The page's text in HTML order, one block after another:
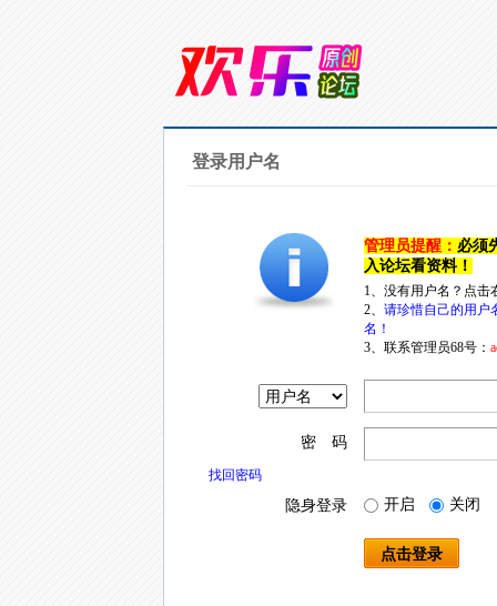
登录用户名
管理员提醒： 必须
入论坛看资料！
1、没有用户名？点
2、 请珍惜自己的用户
名！
3、联系管理员68号：
密 码
找回密码
隐身登录 开启 关闭
点击登录